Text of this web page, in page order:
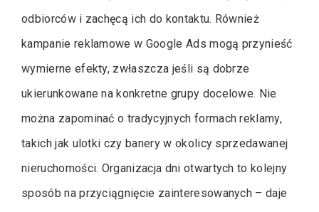
odbiorców i zachęcą ich do kontaktu. Również
kampanie reklamowe w Google Ads mogą przynieść
wymierne efekty, zwłaszcza jeśli są dobrze
ukierunkowane na konkretne grupy docelowe. Nie
można zapominać o tradycyjnych formach reklamy,
takich jak ulotki czy banery w okolicy sprzedawanej
nieruchomości. Organizacja dni otwartych to kolejny
sposób na przyciągnięcie zainteresowanych – daje